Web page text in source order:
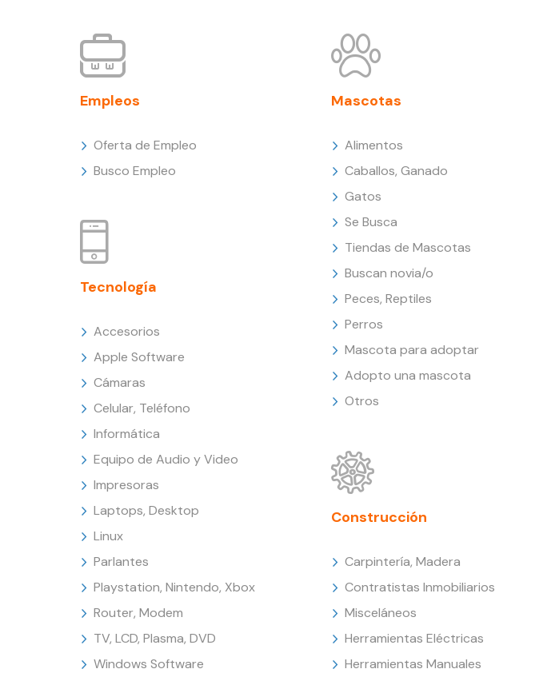
Empleos
Oferta de Empleo
Busco Empleo
Tecnología
Accesorios
Apple Software
Cámaras
Celular, Teléfono
Informática
Equipo de Audio y Video
Impresoras
Laptops, Desktop
Linux
Parlantes
Playstation, Nintendo, Xbox
Router, Modem
TV, LCD, Plasma, DVD
Windows Software
Mascotas
Alimentos
Caballos, Ganado
Gatos
Se Busca
Tiendas de Mascotas
Buscan novia/o
Peces, Reptiles
Perros
Mascota para adoptar
Adopto una mascota
Otros
Construcción
Carpintería, Madera
Contratistas Inmobiliarios
Misceláneos
Herramientas Eléctricas
Herramientas Manuales